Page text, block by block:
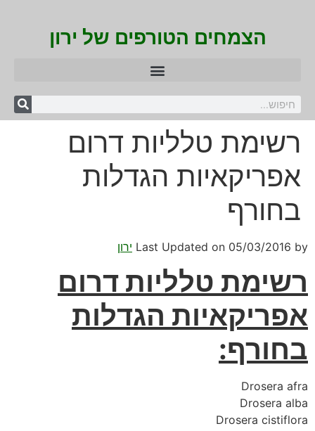
הצמחים הטורפים של ירון
רשימת טלליות דרום
אפריקאיות הגדלות
בחורף
Last Updated on 05/03/2016 by ירון
רשימת טלליות דרום
אפריקאיות הגדלות
בחורף:
Drosera afra
Drosera alba
Drosera cistiflora